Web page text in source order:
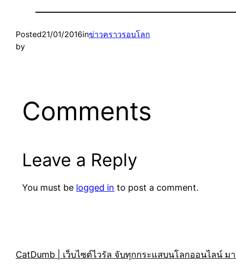
Posted21/01/2016inข่าวคราวรอบโลก
by
Comments
Leave a Reply
You must be logged in to post a comment.
CatDumb | เว็บไซต์ไวรัล จับทุกกระแสบนโลกออนไลน์ ม